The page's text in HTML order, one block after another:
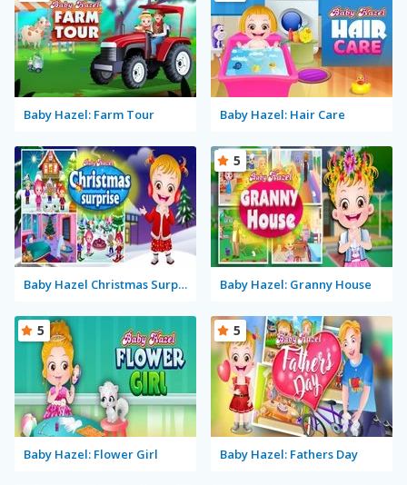
Baby Hazel: Farm Tour Baby Hazel: Hair Care
Baby Hazel Christmas Surprise Baby Hazel: Granny House
5
Baby Hazel: Flower Girl
5
Baby Hazel: Fathers Day
5